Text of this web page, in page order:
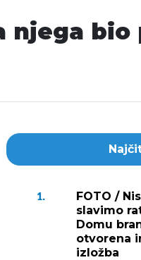
njega bio
1.
FOTO /
slavimo
Domu
otvorena
izložba